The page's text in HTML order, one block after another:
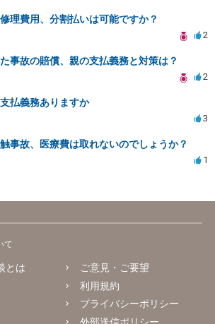
理費用、分割払いは可能ですか？
2
事故の賠償、親の支払義務と対策は？
2
払義務ありますか
3
事故、医療費は取れないのでしょうか？
1
て
とは
ご意見・ご要望
利用規約
プライバシーポリシー
外部送信ポリシー